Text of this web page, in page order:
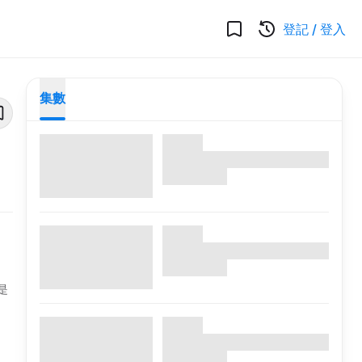
登記 / 登入
集數